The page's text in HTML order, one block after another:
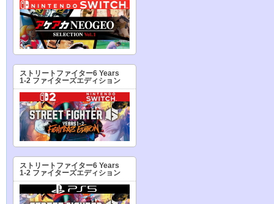
ストリートファイター6 Years
1-2 ファイターズエディション
ストリートファイター6 Years
1-2 ファイターズエディション